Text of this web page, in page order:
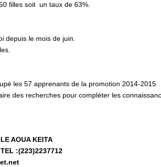
filles soit un taux de 63%.
depuis le mois de juin.
les 57 apprenants de la promotion 2014-2015
des recherches pour compléter les
AOUA KEITA
:(223)2237712